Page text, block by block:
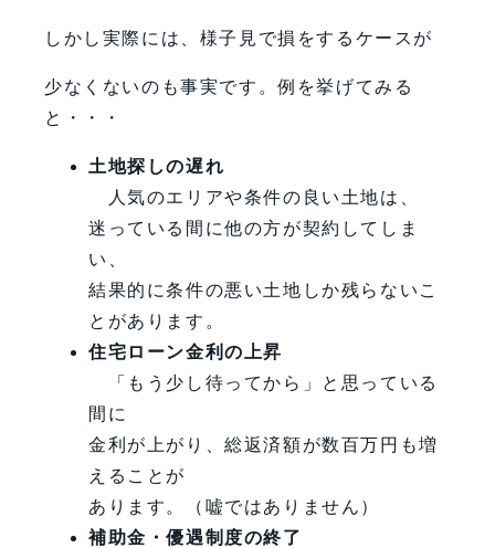
しかし実際には、様子見で損をするケースが
少なくないのも事実です。例を挙げてみる
と・・・
土地探しの遅れ
人気のエリアや条件の良い土地は、
迷っている間に他の方が契約してしま
い、
結果的に条件の悪い土地しか残らないこ
とがあります。
住宅ローン金利の上昇
「もう少し待ってから」と思っている
間に
金利が上がり、総返済額が数百万円も増
えることが
あります。（嘘ではありません）
補助金・優遇制度の終了